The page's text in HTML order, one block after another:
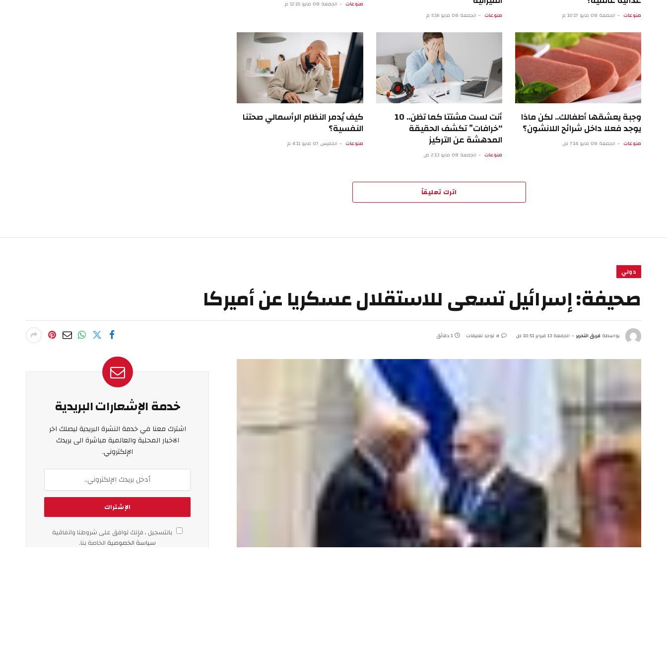
منوعات الجمعة 08 مايو 10:17 م منوعات الجمعة 08 مايو 5:16 م
منوعات الجمعة 08 مايو 12:15 م
وجبة يعشقها أطفالك.. لكن ماذا
يوجد فعلا داخل شرائح اللانشون؟
منوعات الجمعة 08 مايو 7:14 ص
أنت لست مشتتا كما تظن.. 10
“خرافات” تكشف الحقيقة
المدهشة عن التركيز
منوعات الجمعة 08 مايو 2:13 ص
كيف يُدمر النظام الرأسمالي صحتنا
النفسية؟
منوعات الخميس 07 مايو 4:11 م
اترك تعليقاً
دولي
صحيفة: إسرائيل تسعى للاستقلال عسكريا عن أميركا
بواسطة فريق التحرير الجمعة 13 فبراير 10:51 ص لا توجد تعليقات 1 دقائق
خدمة الإشعارات البريدية
اشترك معنا في خدمة النشرة البريدية ليصلك اخر
الاخبار المحلية والعالمية مباشرة الى بريدك
الإلكتروني.
بالتسجيل ، فإنك توافق على شروطنا واتفاقية
سياسة الخصوصية الخاصة بنا.